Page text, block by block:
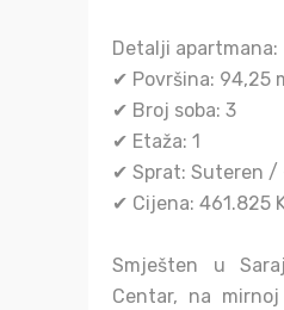
Detalji apartmana:
✔ Površina: 94,25
✔ Broj soba: 3
✔ Etaža: 1
✔ Sprat: Suteren /
✔ Cijena: 461.825
Smješten u
Centar, na